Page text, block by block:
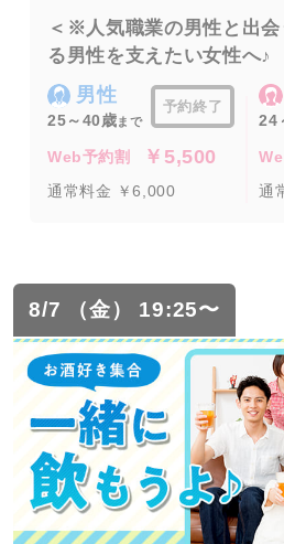
＜※人気職業の男性と出
る男性を支えたい女性へ♪
男性
25～40歳まで
予約終了
Web予約割 ￥5,500
通常料金 ￥6,000
24
通
8/7 （金） 19:25〜